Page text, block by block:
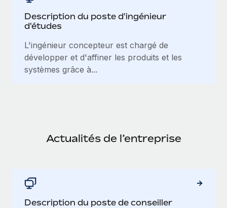
Description du poste d'ingénieur
d'études
L'ingénieur concepteur est chargé de
développer et d'affiner les produits et les
systèmes grâce à...
Actualités de l’entreprise
Description du poste de conseiller